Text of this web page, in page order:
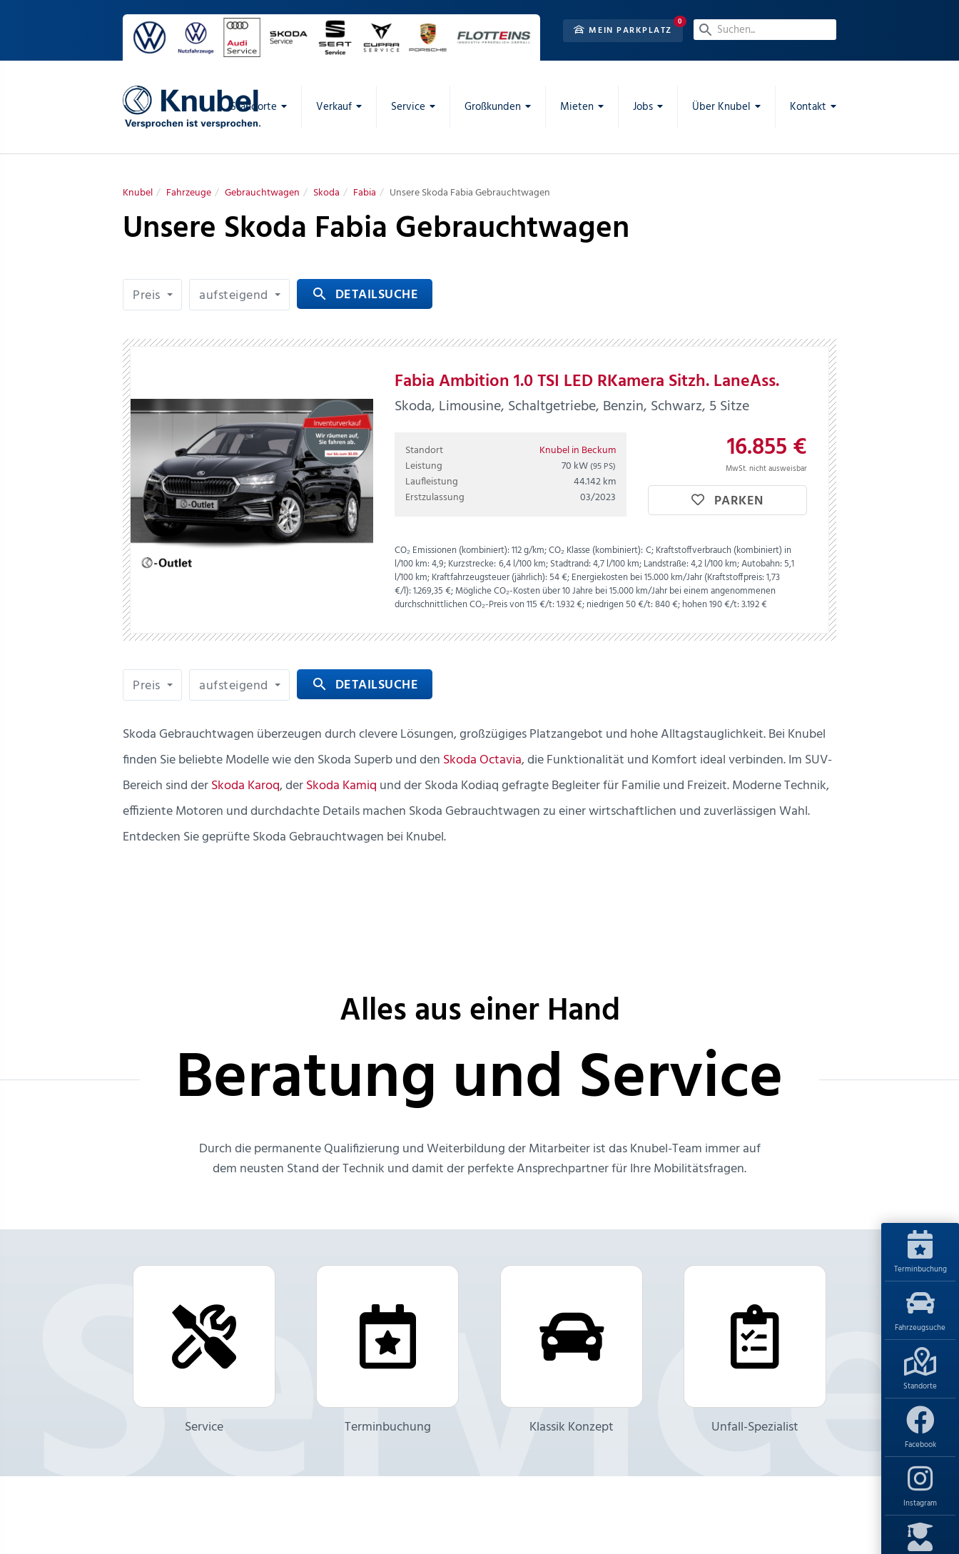
Terminbuchung
Fahrzeugsuche
Standorte
Facebook
Instagram
MEIN PARKPLATZ
0
Standorte Verkauf Service Großkunden Mieten Jobs Über Knubel Kontakt
Knubel Fahrzeuge Gebrauchtwagen Skoda Fabia Unsere Skoda Fabia Gebrauchtwagen
Unsere Skoda Fabia Gebrauchtwagen
Preis aufsteigend search DETAILSUCHE
Fabia Ambition 1.0 TSI LED RKamera Sitzh. LaneAss.
Skoda, Limousine, Schaltgetriebe, Benzin, Schwarz, 5 Sitze
Standort
Knubel in Beckum
Leistung
70 kW (95 PS)
Laufleistung
44.142 km
Erstzulassung
03/2023
16.855 €
MwSt. nicht ausweisbar
PARKEN
CO₂ Emissionen (kombiniert):112 g/km;CO₂ Klasse (kombiniert):C;Kraftstoffverbrauch (kombiniert) in
l/100 km:4,9;Kurzstrecke:6,4 l/100 km;Stadtrand:4,7 l/100 km;Landstraße:4,2 l/100 km;Autobahn:5,1
l/100 km;Kraftfahrzeugsteuer (jährlich):54 €;Energiekosten bei 15.000 km/Jahr (Kraftstoffpreis:1,73
€/l):1.269,35 €;Mögliche CO₂-Kosten über 10 Jahre bei 15.000 km/Jahr bei einem angenommenen
durchschnittlichen CO₂-Preis von 115 €/t:1.932 €; niedrigen 50 €/t: 840 €; hohen 190 €/t: 3.192 €
Preis aufsteigend search DETAILSUCHE
Skoda Gebrauchtwagen überzeugen durch clevere Lösungen, großzügiges Platzangebot und hohe Alltagstauglichkeit. Bei Knubel
finden Sie beliebte Modelle wie den Skoda Superb und den Skoda Octavia, die Funktionalität und Komfort ideal verbinden. Im SUV-
Bereich sind derSkoda Karoq, derSkoda Kamiq und der Skoda Kodiaq gefragte Begleiter für Familie und Freizeit. Moderne Technik,
effiziente Motoren und durchdachte Details machen Skoda Gebrauchtwagen zu einer wirtschaftlichen und zuverlässigen Wahl.
Entdecken Sie geprüfte Skoda Gebrauchtwagen bei Knubel.
Alles aus einer Hand
Beratung und Service
Durch die permanente Qualifizierung und Weiterbildung der Mitarbeiter ist das Knubel-Team immer auf
dem neusten Stand der Technik und damit der perfekte Ansprechpartner für Ihre Mobilitätsfragen.
Service Terminbuchung Klassik Konzept Unfall-Spezialist